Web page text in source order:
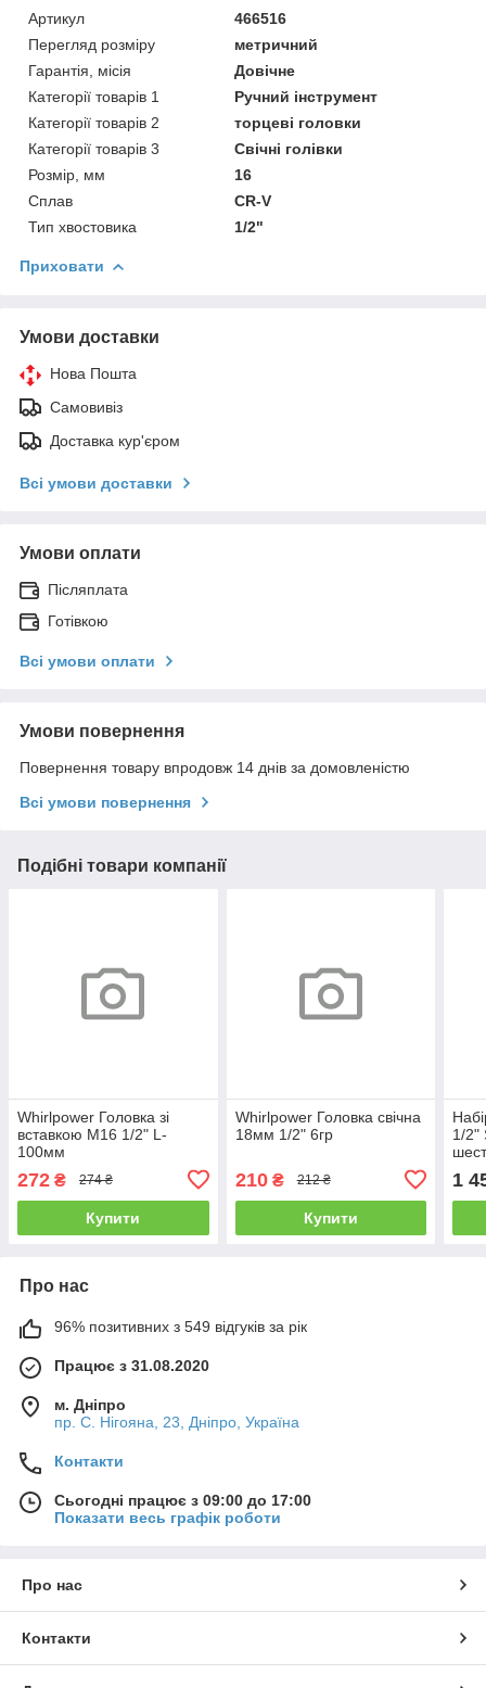
Артикул
466516
Перегляд розміру
метричний
Гарантія, місія
Довічне
Категорії товарів 1
Ручний інструмент
Категорії товарів 2
торцеві головки
Категорії товарів 3
Свічні голівки
Розмір, мм
16
Сплав
CR-V
Тип хвостовика
1/2"
Приховати
Умови доставки
Нова Пошта
Самовивіз
Доставка кур'єром
Всі умови доставки
Умови оплати
Післяплата
Готівкою
Всі умови оплати
Умови повернення
Повернення товару впродовж 14 днів за домовленістю
Всі умови повернення
Подібні товари компанії
Whirlpower Головка зі
вставкою М16 1/2" L-
100мм
272 ₴ 274 ₴
Купити
Whirlpower Головка свічна
18мм 1/2" 6гр
210₴ 212 ₴
Купити
1/2"
1
Про нас
96% позитивних з 549 відгуків за рік
Працює з 31.08.2020
м. Дніпро
пр. С. Нігояна, 23, Дніпро, Україна
Контакти
Сьогодні працює з 09:00 до 17:00
Показати весь графік роботи
Про нас
Контакти